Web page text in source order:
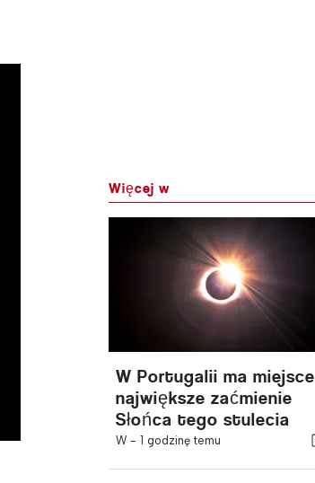
Więcej w
W Portugalii ma miejsce
największe zaćmienie
Słońca tego stulecia
W - 1 godzinę temu